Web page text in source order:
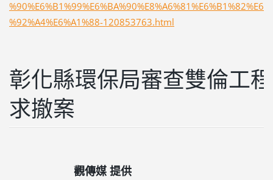
%90%E6%B1%99%E6%BA%90%E8%A6%81%E6%B1%82%E6
%92%A4%E6%A1%88-120853763.html
彰化縣環保局審查雙倫工
求撤案
觀傳媒 提供